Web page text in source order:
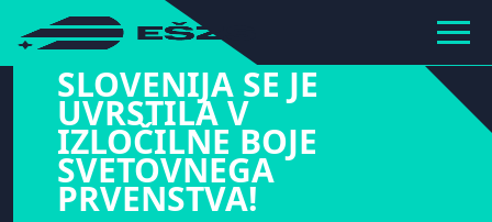
hihiiiiiiiiiii
SLOVENIJA SE JE
UVRSTILA V
IZLOČILNE BOJE
SVETOVNEGA
PRVENSTVA!